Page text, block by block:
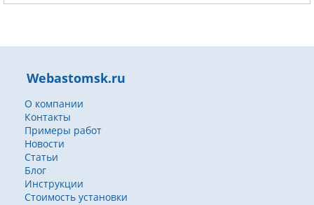
Webastomsk.ru
О компании
Контакты
Примеры работ
Новости
Статьи
Блог
Инструкции
Стоимость установки